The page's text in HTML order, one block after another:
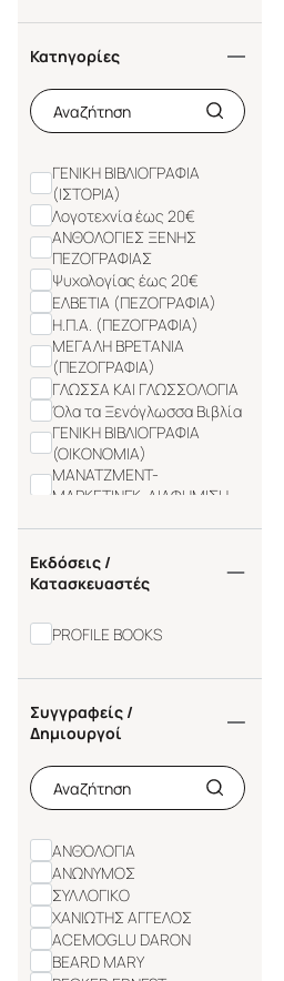
Κατηγορίες
ΓΕΝΙΚΗ ΒΙΒΛΙΟΓΡΑΦΙΑ
(ΙΣΤΟΡΙΑ)
Λογοτεχνία έως 20€
ΑΝΘΟΛΟΓΙΕΣ ΞΕΝΗΣ
ΠΕΖΟΓΡΑΦΙΑΣ
Ψυχολογίας έως 20€
ΕΛΒΕΤΙΑ (ΠΕΖΟΓΡΑΦΙΑ)
Η.Π.Α. (ΠΕΖΟΓΡΑΦΙΑ)
ΜΕΓΑΛΗ ΒΡΕΤΑΝΙΑ
(ΠΕΖΟΓΡΑΦΙΑ)
ΓΛΩΣΣΑ ΚΑΙ ΓΛΩΣΣΟΛΟΓΙΑ
Όλα τα Ξενόγλωσσα Βιβλία
ΓΕΝΙΚΗ ΒΙΒΛΙΟΓΡΑΦΙΑ
(ΟΙΚΟΝΟΜΙΑ)
ΜΑΝΑΤΖΜΕΝΤ-
ΜΑΡΚΕΤΙΝΓΚ-ΔΙΑΦΗΜΙΣΗ
ΠΑΓΚΟΣΜΙΑ ΙΣΤΟΡΙΑ
ΤΑΞΙΔΙΩΤΙΚΑ - ΠΕΡΙΗΓΗΤΙΚΑ
ΖΩΓΡΑΦΙΚΗ
Εκδόσεις /
Κατασκευαστές
PROFILE BOOKS
Συγγραφείς /
Δημιουργοί
ΑΝΘΟΛΟΓΙΑ
ΑΝΩΝΥΜΟΣ
ΣΥΛΛΟΓΙΚΟ
ΧΑΝΙΩΤΗΣ ΑΓΓΕΛΟΣ
ACEMOGLU DARON
BEARD MARY